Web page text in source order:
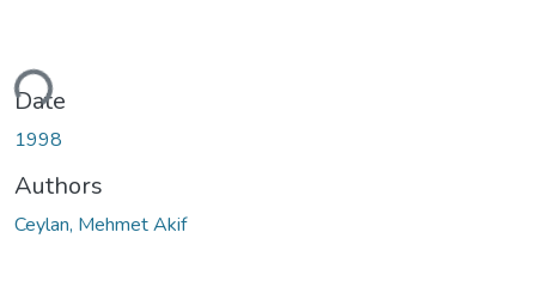
Date
1998
Authors
Ceylan, Mehmet Akif